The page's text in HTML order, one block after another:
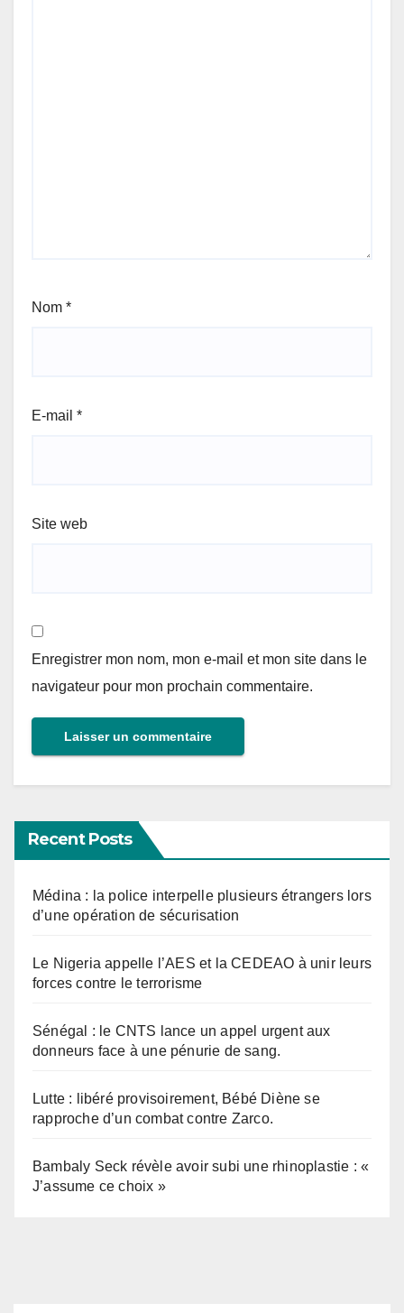
Nom *
E-mail *
Site web
Enregistrer mon nom, mon e-mail et mon site dans le
navigateur pour mon prochain commentaire.
Recent Posts
Médina : la police interpelle plusieurs étrangers lors
d’une opération de sécurisation
Le Nigeria appelle l’AES et la CEDEAO à unir leurs
forces contre le terrorisme
Sénégal : le CNTS lance un appel urgent aux
donneurs face à une pénurie de sang.
Lutte : libéré provisoirement, Bébé Diène se
rapproche d’un combat contre Zarco.
Bambaly Seck révèle avoir subi une rhinoplastie : «
J’assume ce choix »